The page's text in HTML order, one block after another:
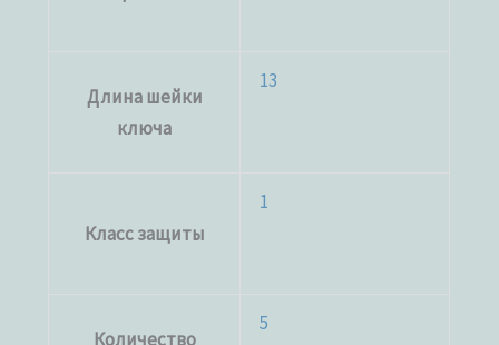
Длина шейки
ключа
13
Класс защиты
1
Количество
5